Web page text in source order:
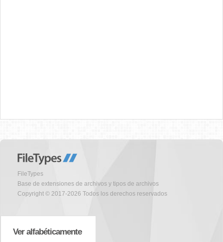
FileTypes
Base de extensiones de archivos y tipos de archivos
Copyright © 2017-2026 Todos los derechos reservados
Ver alfabéticamente